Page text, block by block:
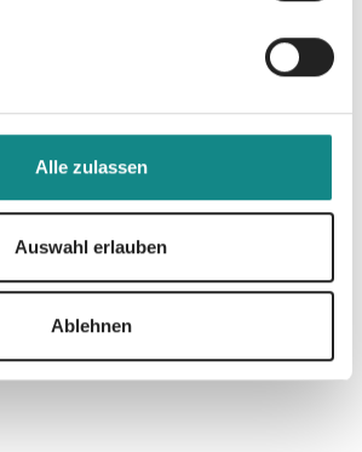
Alle zulassen
Auswahl erlauben
Ablehnen
Zur Übersicht